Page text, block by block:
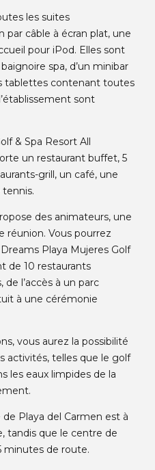
les suites
câble à écran plat, une
pour iPod. Elles sont
spa, d’un minibar
tablettes contenant toutes
sont
& Spa Resort All
un restaurant buffet, 5
grill, un café, une
des animateurs, une
réunion. Vous pourrez
Playa Mujeres Golf
de 10 restaurants
de l’accès à un parc
à une cérémonie
vous aurez la possibilité
activités, telles que le golf
les eaux limpides de la
Playa del Carmen est à
tandis que le centre de
minutes de route.